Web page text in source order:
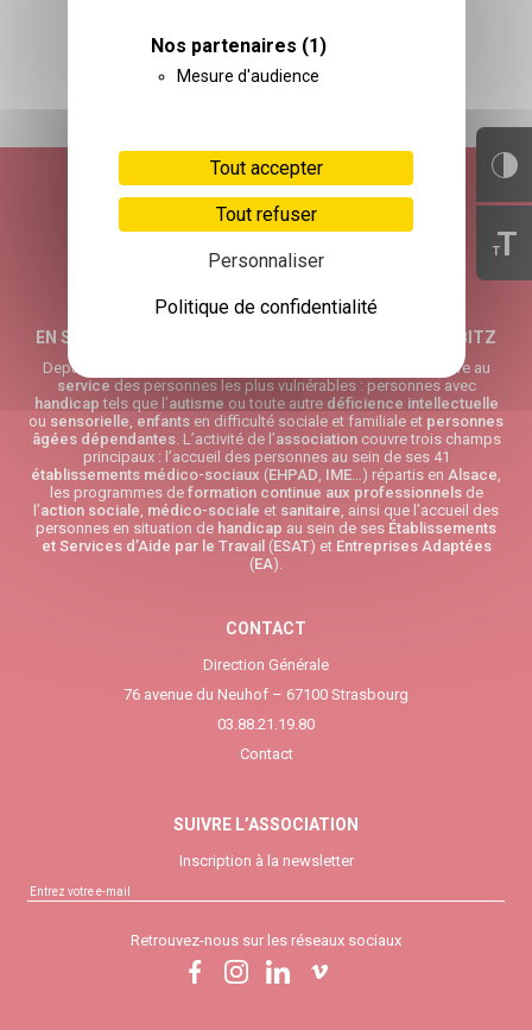
Nos partenaires (1)
Mesure d'audience
Tout accepter
Tout refuser
Personnaliser
Politique de confidentialité
TT
EN SAVOIR PLUS SUR L’ASSOCIATION ADÈLE DE GLAUBITZ
Depuis plus de 30 ans, l’
œuvre au
service des personnes les plus vulnérables : personnes avec
handicap tels que l’autisme ou toute autredéficience intellectuelle
ou sensorielle, enfants en difficulté sociale et familiale et personnes
âgées dépendantes. L’activité de l’associationcouvre trois champs
principaux : l’accueil des personnes au sein de ses 41
établissements médico-sociaux (EHPAD, IME…) répartis en Alsace,
les programmes de formation continue aux professionnelsde
l’action sociale, médico-sociale et sanitaire, ainsi que l’accueil des
personnes en situation de handicap au sein de ses Établissements
et Services d’Aide par le Travail (ESAT) et Entreprises Adaptées
(EA).
CONTACT
Direction Générale
76 avenue du Neuhof – 67100 Strasbourg
03.88.21.19.80
Contact
SUIVRE L’ASSOCIATION
Inscription à la newsletter
Retrouvez-nous sur les réseaux sociaux